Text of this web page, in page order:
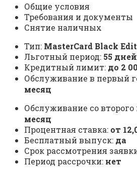
Общие условия
Требования и документы
Снятие наличных
Тип: MasterСard Black
Льготный период: 55 дней
Кредитный лимит: до 2
Обслуживание в первый
месяц
Обслуживание со второго
месяц
Процентная ставка: от
Бесплатный выпуск: да
Срок рассмотрения
Период рассрочки: нет